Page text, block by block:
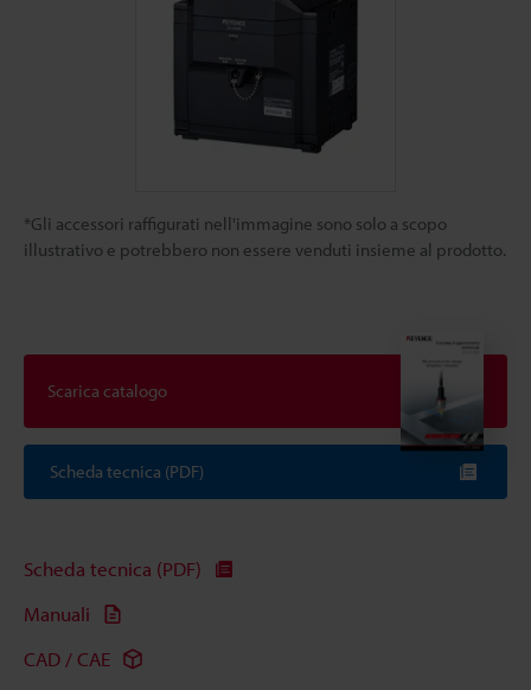
*Gli accessori raffigurati nell'immagine sono solo a scopo
illustrativo e potrebbero non essere venduti insieme al prodotto.
Scarica catalogo
Scheda tecnica (PDF)
Scheda tecnica (PDF)
Manuali
CAD / CAE